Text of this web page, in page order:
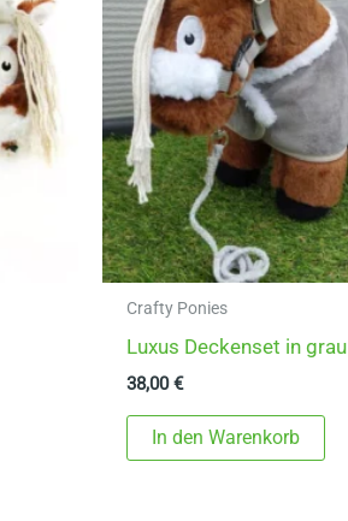
Crafty Ponies
Luxus Deckenset in grau
38,00€
In den Warenkorb